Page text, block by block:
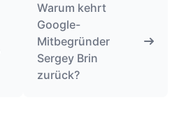
Warum kehrt
Google-
Mitbegründer
Sergey Brin
zurück?